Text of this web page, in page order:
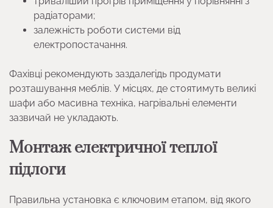
радіаторами;
залежність роботи системи від
електропостачання.
Фахівці рекомендують заздалегідь продумати
розташування меблів. У місцях, де стоятимуть великі
шафи або масивна техніка, нагрівальні елементи
зазвичай не укладають.
Монтаж електричної теплої
підлоги
Правильна установка є ключовим етапом, від якого